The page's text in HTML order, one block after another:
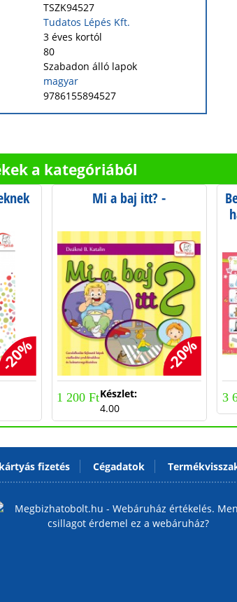
TSZK94527
Tudatos Lépés Kft.
3 éves kortól
80
Szabadon álló lapok
magyar
9786155894527
a kategóriából
Mi a baj itt? -
-20%
1 200 FtKészlet:
4.00
3
fizetés Cégadatok